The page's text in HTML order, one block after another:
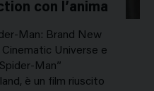
con l’anima
Man: Brand New
Cinematic Universe e
Man”
è un film riuscito